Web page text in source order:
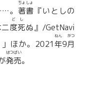
。 著書
ちょしょ
『いとしの
度
ど
死
し
ぬ』/GetNavi
ほか。2021 年
ねん
9月
がつ
発売
はつばい
。